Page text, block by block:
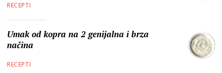
RECEPTI
Umak od kopra na 2 genijalna i brza
načina
RECEPTI